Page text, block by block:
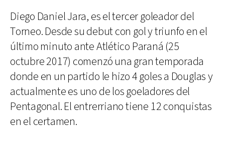
Diego Daniel Jara, es el tercer goleador del
Torneo. Desde su debut con gol y triunfo en el
último minuto ante Atlético Paraná (25
octubre 2017) comenzó una gran temporada
donde en un partido le hizo 4 goles a Douglas y
actualmente es uno de los goeladores del
Pentagonal. El entrerriano tiene 12 conquistas
en el certamen.